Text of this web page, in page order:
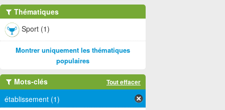
Thématiques
Sport (1)
Montrer uniquement les thématiques
populaires
Mots-clés Tout effacer
établissement (1)